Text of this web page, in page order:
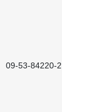
09-53-84220-2602